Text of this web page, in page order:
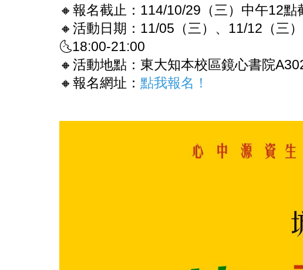
🔸報名截止：114/10/29（三）中午12點
🔸活動日期：11/05（三）、11/12（三
🌜18:00-21:00
🔸活動地點：東大知本校區鏡心書院
🔸報名網址： 點我報名！